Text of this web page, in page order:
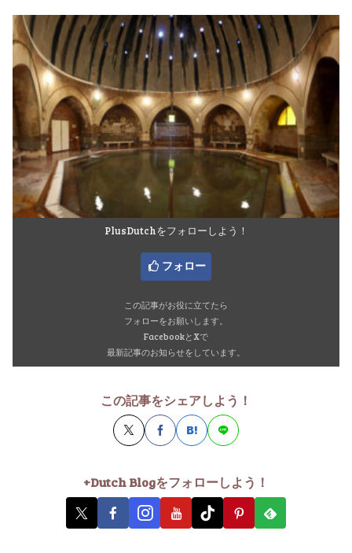
PlusDutchをフォローしよう！
フォロー
この記事がお役に立てたら
フォローをお願いします。
FacebookとXで
最新記事のお知らせをしています。
この記事をシェアしよう！
+Dutch Blogをフォローしよう！